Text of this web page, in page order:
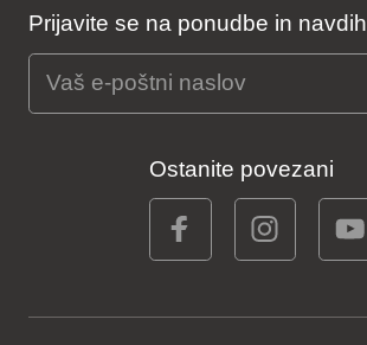
Prijavite se na ponudbe in navdih
Ostanite povezani